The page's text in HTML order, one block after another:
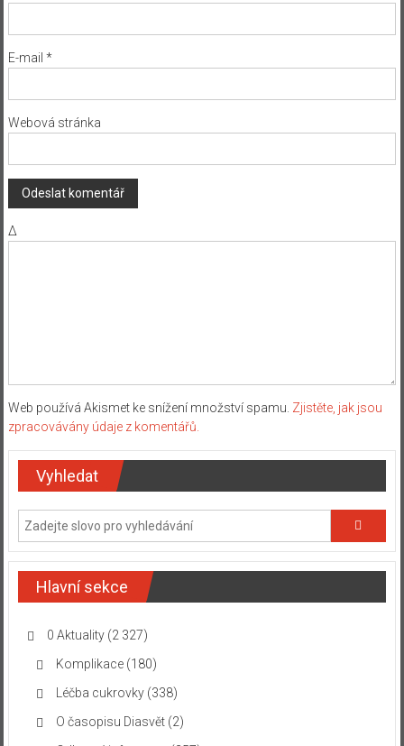
E-mail *
Webová stránka
Δ
Web používá Akismet ke snížení množství spamu. Zjistěte, jak jsou
zpracovávány údaje z komentářů.
Vyhledat
Hlavní sekce
0 Aktuality(2 327)
Komplikace(180)
Léčba cukrovky(338)
O časopisu Diasvět(2)